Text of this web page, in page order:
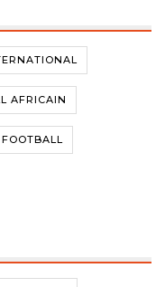
AFRICAIN
FOOTBALL